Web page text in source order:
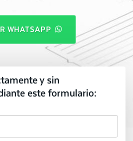
WHATSAPP
y sin
este formulario: